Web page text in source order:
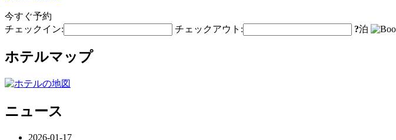
今すぐ予約
チェックイン:
チェックアウト: ?泊
ホテルマップ
ニュース
2026-01-17